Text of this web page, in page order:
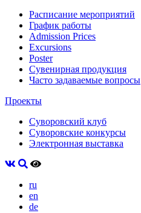
Расписание мероприятий
График работы
Admission Prices
Excursions
Poster
Сувенирная продукция
Часто задаваемые вопросы
Проекты
Суворовский клуб
Суворовские конкурсы
Электронная выставка
ru
en
de